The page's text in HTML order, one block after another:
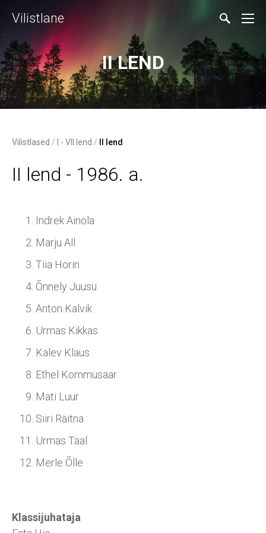
Vilistlane
II LEND
Vilistlased / I - VII lend / II lend
II lend - 1986. a.
Indrek Ainola
Marju All
Tiia Horin
Õnnely Juusu
Anton Kalvik
Urmas Kikkas
Kalev Klaus
Ethel Kommusaar
Mati Luur
Siiri Räitna
Urmas Taal
Merle Õlle
Klassijuhataja